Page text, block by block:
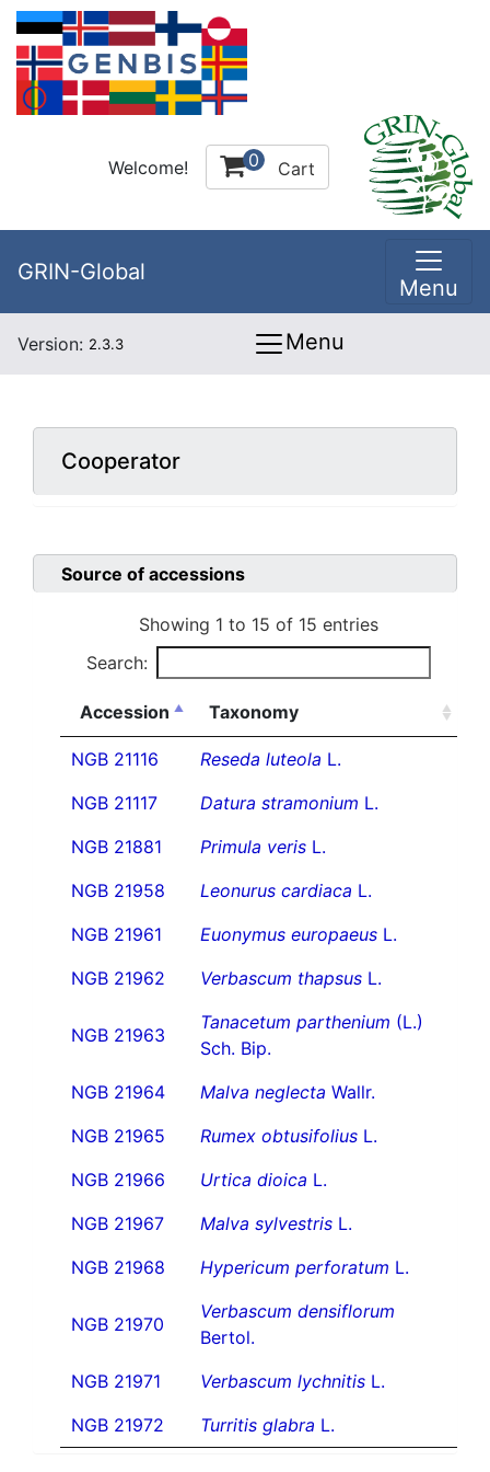
Welcome! 0 Cart
GRIN-Global
Menu
Version: 2.3.3 Menu
Cooperator
Source of accessions
Showing 1 to 15 of 15 entries
Search:
Accession Taxonomy
NGB 21116 Reseda luteola L.
NGB 21117
Datura stramonium L.
NGB 21881
Primula veris L.
NGB 21958
Leonurus cardiaca L.
NGB 21961
Euonymus europaeus L.
NGB 21962
Verbascum thapsus L.
NGB 21963
Tanacetum parthenium (L.)
Sch. Bip.
NGB 21964
Malva neglecta Wallr.
NGB 21965
Rumex obtusifolius L.
NGB 21966
Urtica dioica L.
NGB 21967
Malva sylvestris L.
NGB 21968
Hypericum perforatum L.
NGB 21970
Verbascum densiflorum
Bertol.
NGB 21971
Verbascum lychnitis L.
NGB 21972
Turritis glabra L.